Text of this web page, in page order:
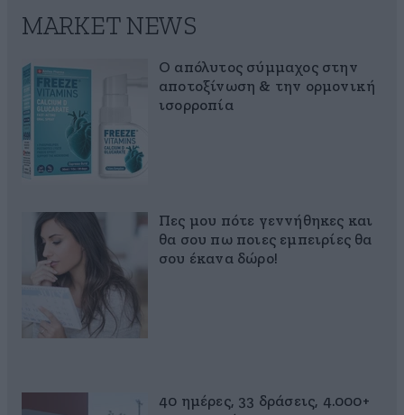
MARKET NEWS
Ο απόλυτος σύμμαχος στην
αποτοξίνωση & την ορμονική
ισορροπία
Πες μου πότε γεννήθηκες και
θα σου πω ποιες εμπειρίες θα
σου έκανα δώρο!
40 ημέρες, 33 δράσεις, 4.000+